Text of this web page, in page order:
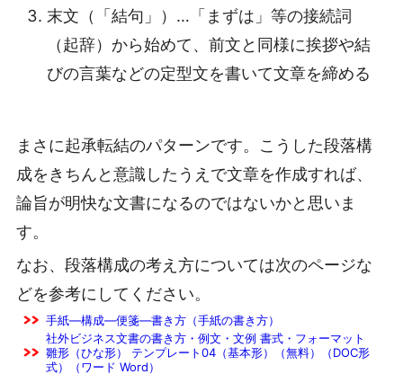
末文（「結句」）…「まずは」等の接続詞
（起辞）から始めて、前文と同様に挨拶や結
びの言葉などの定型文を書いて文章を締める
まさに起承転結のパターンです。こうした段落構
成をきちんと意識したうえで文章を作成すれば、
論旨が明快な文書になるのではないかと思いま
す。
なお、段落構成の考え方については次のページな
どを参考にしてください。
手紙―構成―便箋―書き方（手紙の書き方）
社外ビジネス文書の書き方・例文・文例 書式・フォーマット
雛形（ひな形） テンプレート04（基本形）（無料）（DOC形
式）（ワード Word）